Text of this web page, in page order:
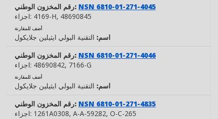
رقم المخزون الوطني: NSN 6810-01-271-4045
اجزاء: 4169-H, 48690845
أضف للمقارنة
اسم: التقنية البولي ايثيلين جلايكول
رقم المخزون الوطني: NSN 6810-01-271-4046
اجزاء: 48690842, 7166-G
أضف للمقارنة
اسم: التقنية البولي ايثيلين جلايكول
رقم المخزون الوطني: NSN 6810-01-271-4835
اجزاء: 1261A0308, A-A-59282, O-C-265